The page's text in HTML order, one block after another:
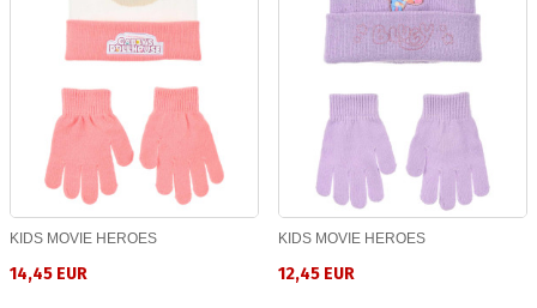
KIDS MOVIE HEROES
14,45 EUR
KIDS MOVIE HEROES
12,45 EUR